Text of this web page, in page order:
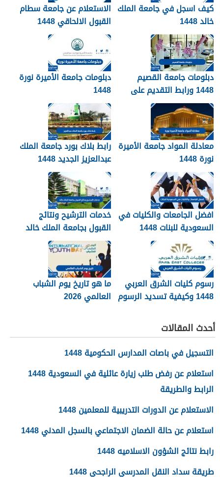
كيف اسجل في جامعة الملك
خالد 1448
الاستعلام عن جامعة سطام
القبول الالحاقي 1448
دبلومات جامعة القصيم
1448 ورابط التقديم على
دبلومات جامعة القصيم
qudcss.com
دبلومات جامعة الأميرة نورة
1448
معادلة المواد جامعة الأميرة
نورة 1448
رابط بلاك بورد جامعة الملك
عبدالعزيز الجديد 1448
blackboard kau
افضل الجامعات والكليات في
السعودية للبنات 1448
خدمات الترشيح ونتائج
القبول بجامعة الملك خالد
1448
رسوم كليات الشرق العربي
1448 وكيفية تسديد الرسوم
ما هو تاريخ يوم الشباب
العالمي 2026
أحدث المقالات
التسجيل في باصات المدارس الحكومية 1448
استعلام عن رفض طلب زيارة عائلية في السعودية 1448
الرابط والطريقة
الاستعلام عن الدورات التدريبية للمعلمين 1448
استعلام عن حالة الضمان الاجتماعي بالسجل المدني 1448
رابط نتائج الشؤون الاسلاميه 1448
طريقة سداد النقل المدرسي الراجحي 1448